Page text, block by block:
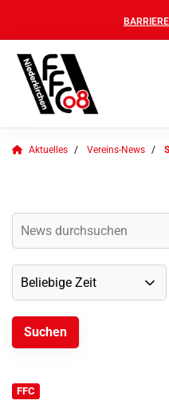
Aktuelles Vereins-News
FFC